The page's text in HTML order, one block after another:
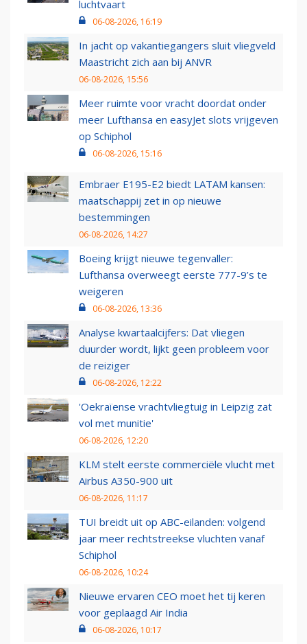
luchtvaart
06-08-2026, 16:19
In jacht op vakantiegangers sluit vliegveld
Maastricht zich aan bij ANVR
06-08-2026, 15:56
Meer ruimte voor vracht doordat onder
meer Lufthansa en easyJet slots vrijgeven
op Schiphol
06-08-2026, 15:16
Embraer E195-E2 biedt LATAM kansen:
maatschappij zet in op nieuwe
bestemmingen
06-08-2026, 14:27
Boeing krijgt nieuwe tegenvaller:
Lufthansa overweegt eerste 777-9’s te
weigeren
06-08-2026, 13:36
Analyse kwartaalcijfers: Dat vliegen
duurder wordt, lijkt geen probleem voor
de reiziger
06-08-2026, 12:22
'Oekraïense vrachtvliegtuig in Leipzig zat
vol met munitie'
06-08-2026, 12:20
KLM stelt eerste commerciële vlucht met
Airbus A350-900 uit
06-08-2026, 11:17
TUI breidt uit op ABC-eilanden: volgend
jaar meer rechtstreekse vluchten vanaf
Schiphol
06-08-2026, 10:24
Nieuwe ervaren CEO moet het tij keren
voor geplaagd Air India
06-08-2026, 10:17